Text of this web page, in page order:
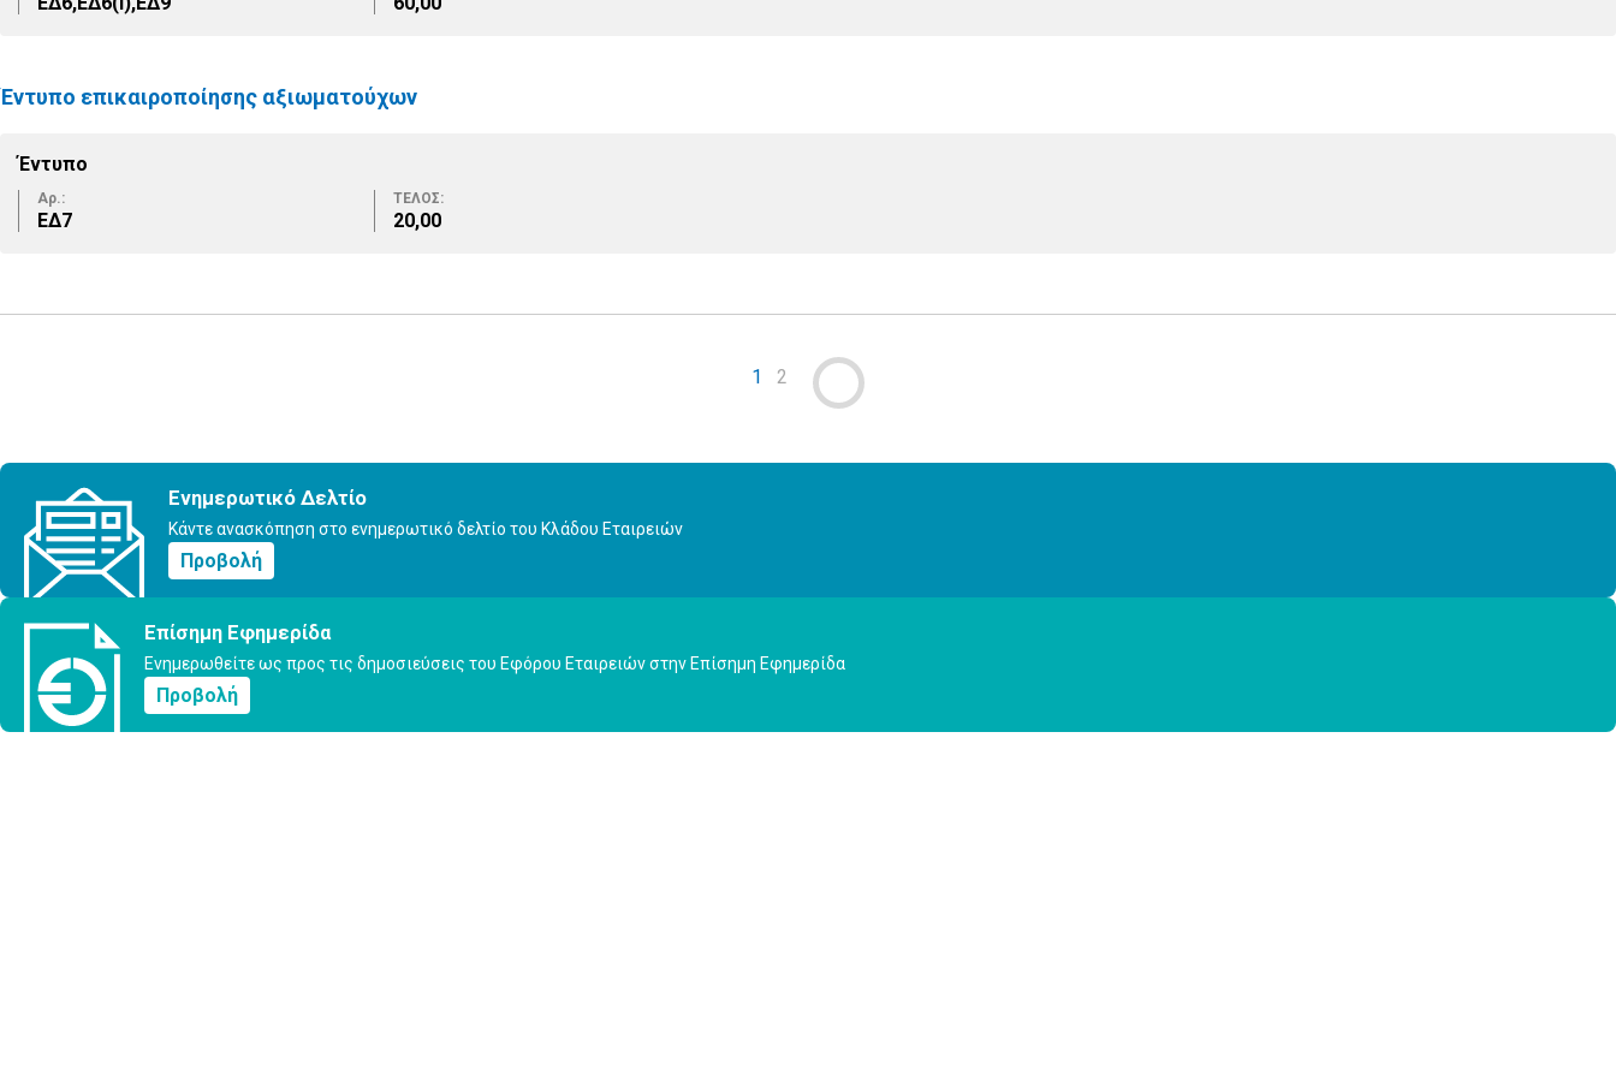
Έντυπο επικαιροποίησης αξιωματούχων
Έντυπο
Αρ.:
ΕΔ7
ΤΕΛΟΣ:
20,00
1 2
Ενημερωτικό Δελτίο
Κάντε ανασκόπηση στο ενημερωτικό δελτίο του Κλάδου Εταιρειών
Προβολή
Επίσημη Εφημερίδα
Ενημερωθείτε ως προς τις δημοσιεύσεις του Εφόρου Εταιρειών στην Επίσημη Εφημερίδα
Προβολή